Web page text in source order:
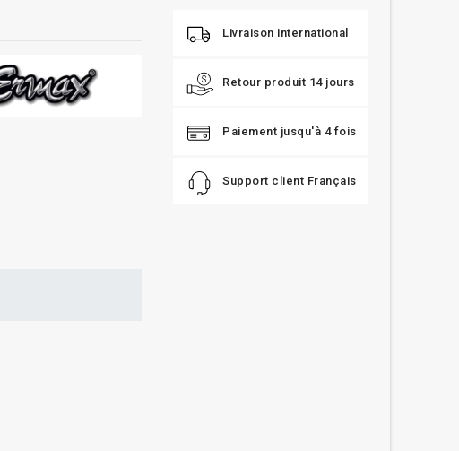
Livraison international
Retour produit 14 jours
Paiement jusqu'à 4 fois
Support client Français